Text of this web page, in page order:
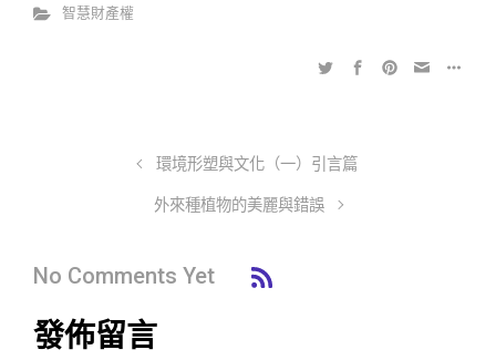
智慧財產權
環境形塑與文化（一）引言篇
外來種植物的美麗與錯誤
No Comments Yet
發佈留言